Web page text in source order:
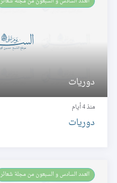
دوريات
منذ 4 أيام
دوريات
العـدد السادس و السبعون من مجلة شعائر